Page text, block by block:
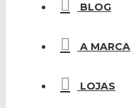
BLOG
A MARCA
LOJAS